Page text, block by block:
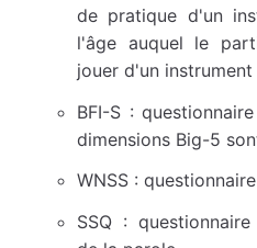
de pratique d'un
l'âge auquel le
jouer d'un
BFI-S :
dimensions Big-5
WNSS :
SSQ :